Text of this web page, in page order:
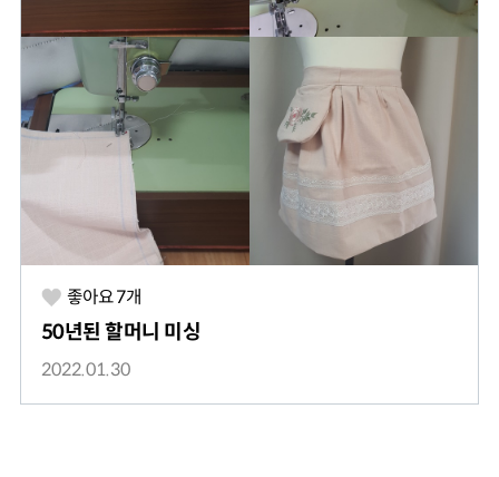
좋아요7개
50년된 할머니 미싱
2022.01.30